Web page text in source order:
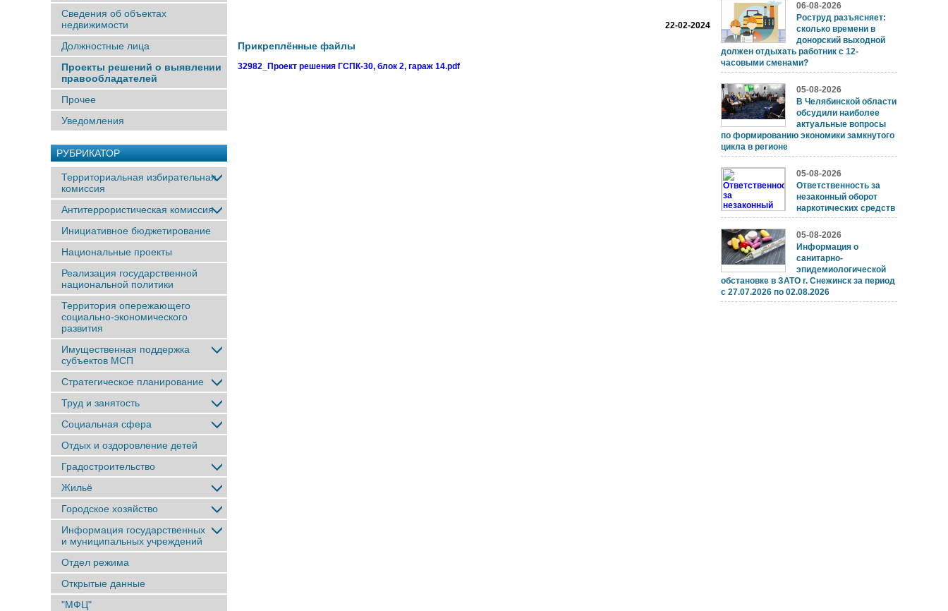
Сведения об объектах
недвижимости
Должностные лица
Проекты решений о выявлении
правообладателей
Прочее
Уведомления
РУБРИКАТОР
Территориальная избирательная
комиссия
Антитеррористическая комиссия
Инициативное бюджетирование
Национальные проекты
Реализация государственной
национальной политики
Территория опережающего
социально-экономического
развития
Имущественная поддержка
субъектов МСП
Стратегическое планирование
Труд и занятость
Социальная сфера
Отдых и оздоровление детей
Градостроительство
Жильё
Городское хозяйство
Информация государственных
и муниципальных учреждений
Отдел режима
Открытые данные
"МФЦ"
22-02-2024
Прикреплённые файлы
32982_Проект решения ГСПК-30, блок 2, гараж 14.pdf
06-08-2026
Роструд разъясняет:
сколько времени в
донорский выходной
должен отдыхать работник с 12-
часовыми сменами?
05-08-2026
В Челябинской области
обсудили наиболее
актуальные вопросы
по формированию экономики замкнутого
цикла в регионе
05-08-2026
Ответственность за
незаконный оборот
наркотических средств
05-08-2026
Информация о
санитарно-
эпидемиологической
обстановке в ЗАТО г. Снежинск за период
с 27.07.2026 по 02.08.2026